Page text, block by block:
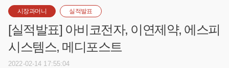
시장과머니 실적발표
[실적발표] 아비코전자, 이연제약, 에스피
시스템스, 메디포스트
2022-02-14 17:55:04